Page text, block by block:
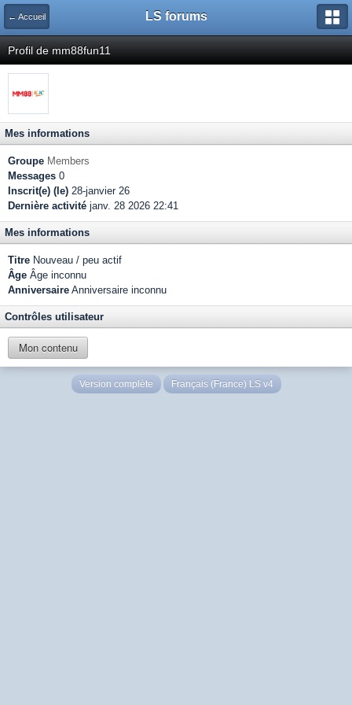
← Accueil LS forums
Profil de mm88fun11
Mes informations
Groupe Members
Messages 0
Inscrit(e) (le) 28-janvier 26
Dernière activité janv. 28 2026 22:41
Mes informations
Titre Nouveau / peu actif
Âge Âge inconnu
Anniversaire Anniversaire inconnu
Contrôles utilisateur
Mon contenu
Version complète Français (France) LS v4